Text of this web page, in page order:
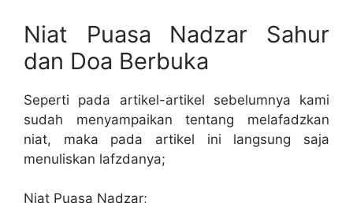
Niat Puasa Nadzar Sahur
dan Doa Berbuka
Seperti pada artikel-artikel sebelumnya kami
sudah menyampaikan tentang melafadzkan
niat, maka pada artikel ini langsung saja
menuliskan lafzdanya;
Niat Puasa Nadzar;